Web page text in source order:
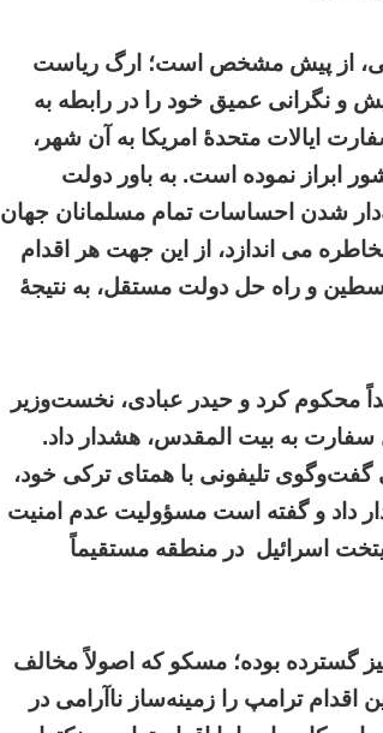
از پیش مشخص است؛ ارگ ریاست
و نگرانی عمیق خود را در رابطه به
ایالات متحدۀ امریکا به آن شهر،
ابراز نموده است. به باور دولت
شدن احساسات تمام مسلمانان جهان
می اندازد، از این جهت هر اقدام
و راه حل دولت مستقل، به نتیجۀ
محکوم کرد و حیدر عبادی، نخست‌وزیر
سفارت به بیت المقدس، هشدار داد.
تلیفونی با همتای ترکی خود،
داد و گفته است مسؤولیت عدم امنیت
اسرائیل در منطقه مستقیماً
گسترده بوده؛ مسکو که اصولاً مخالف
ترامپ را زمینه‌ساز ناآرامی در